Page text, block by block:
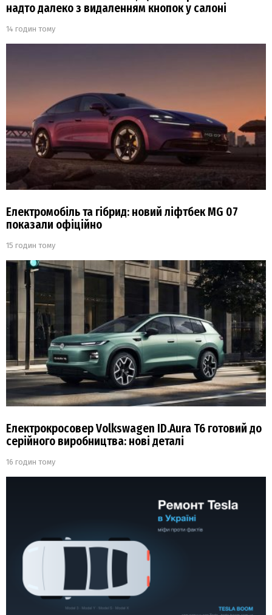
надто далеко з видаленням кнопок у салоні
14 годин тому
Електромобіль та гібрид: новий ліфтбек MG 07
показали офіційно
15 годин тому
Електрокросовер Volkswagen ID.Aura T6 готовий до
серійного виробництва: нові деталі
16 годин тому